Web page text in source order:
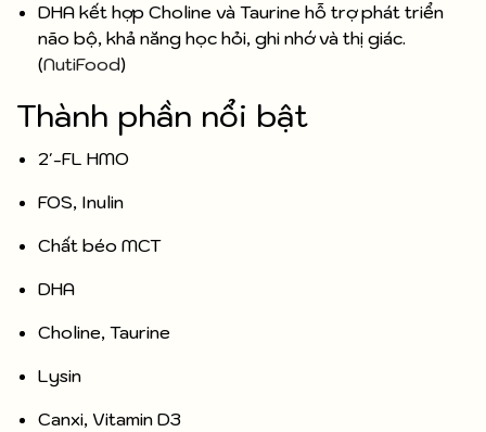
DHA kết hợp Choline và Taurine hỗ trợ phát triển
não bộ, khả năng học hỏi, ghi nhớ và thị giác.
(NutiFood)
Thành phần nổi bật
2'-FL HMO
FOS, Inulin
Chất béo MCT
DHA
Choline, Taurine
Lysin
Canxi, Vitamin D3